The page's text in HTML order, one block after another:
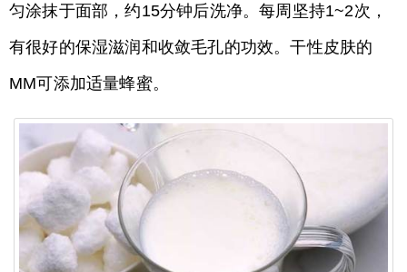
匀涂抹于面部，约15分钟后洗净。每周坚持1~2次，
有很好的保湿滋润和收敛毛孔的功效。干性皮肤的
MM可添加适量蜂蜜。